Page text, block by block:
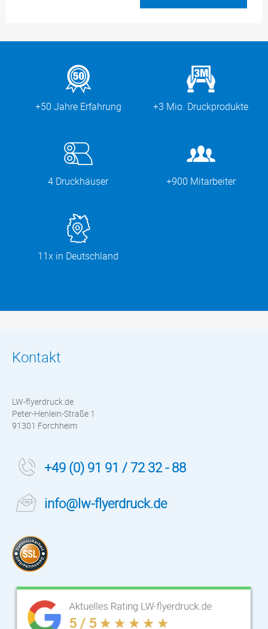
+50 Jahre Erfahrung +3 Mio. Druckprodukte
4 Druckhäuser +900 Mitarbeiter
11x in Deutschland
Kontakt
LW-flyerdruck.de
Peter-Henlein-Straße 1
91301 Forchheim
+49 (0) 91 91 / 72 32 - 88
info@lw-flyerdruck.de